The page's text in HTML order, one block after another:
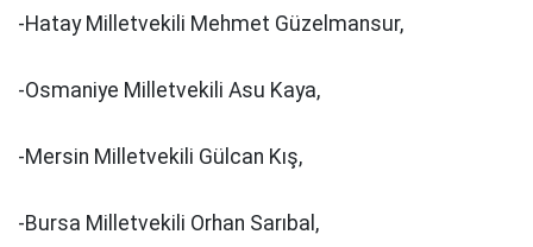
-Hatay Milletvekili Mehmet Güzelmansur,
-Osmaniye Milletvekili Asu Kaya,
-Mersin Milletvekili Gülcan Kış,
-Bursa Milletvekili Orhan Sarıbal,